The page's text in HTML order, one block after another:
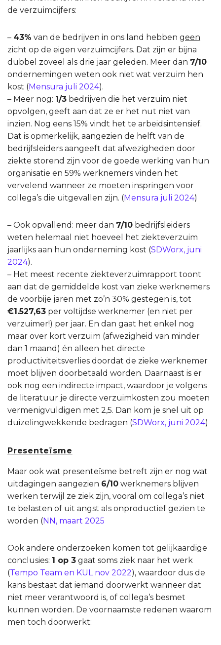
de verzuimcijfers:
– 43% van de bedrijven in ons land hebben geen
zicht op de eigen verzuimcijfers. Dat zijn er bijna
dubbel zoveel als drie jaar geleden. Meer dan 7/10
ondernemingen weten ook niet wat verzuim hen
kost (Mensura juli 2024).
– Meer nog: 1/3 bedrijven die het verzuim niet
opvolgen, geeft aan dat ze er het nut niet van
inzien. Nog eens 15% vindt het te arbeidsintensief.
Dat is opmerkelijk, aangezien de helft van de
bedrijfsleiders aangeeft dat afwezigheden door
ziekte storend zijn voor de goede werking van hun
organisatie en 59% werknemers vinden het
vervelend wanneer ze moeten inspringen voor
collega’s die uitgevallen zijn. (Mensura juli 2024)
– Ook opvallend: meer dan 7/10 bedrijfsleiders
weten helemaal niet hoeveel het ziekteverzuim
jaarlijks aan hun onderneming kost (SDWorx, juni
2024).
– Het meest recente ziekteverzuimrapport toont
aan dat de gemiddelde kost van zieke werknemers
de voorbije jaren met zo’n 30% gestegen is, tot
€1.527,63 per voltijdse werknemer (en niet per
verzuimer!) per jaar. En dan gaat het enkel nog
maar over kort verzuim (afwezigheid van minder
dan 1 maand) én alleen het directe
productiviteitsverlies doordat de zieke werknemer
moet blijven doorbetaald worden. Daarnaast is er
ook nog een indirecte impact, waardoor je volgens
de literatuur je directe verzuimkosten zou moeten
vermenigvuldigen met 2,5. Dan kom je snel uit op
duizelingwekkende bedragen (SDWorx, juni 2024)
Presenteïsme
Maar ook wat presenteïsme betreft zijn er nog wat
uitdagingen aangezien 6/10 werknemers blijven
werken terwijl ze ziek zijn, vooral om collega’s niet
te belasten of uit angst als onproductief gezien te
worden (NN, maart 2025
Ook andere onderzoeken komen tot gelijkaardige
conclusies: 1 op 3 gaat soms ziek naar het werk
(Tempo Team en KUL nov 2022), waardoor dus de
kans bestaat dat iemand doorwerkt wanneer dat
niet meer verantwoord is, of collega’s besmet
kunnen worden. De voornaamste redenen waarom
men toch doorwerkt: